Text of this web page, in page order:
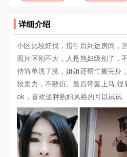
详细介绍
小区比较好找，指引后到达房间，
照片区别不大，人是熟妇级别了，
待简单洗了洗，姐姐还帮忙擦完身
较卖力，不敷衍。最后带套上马,
ok，喜欢这种熟妇风格的可以试试